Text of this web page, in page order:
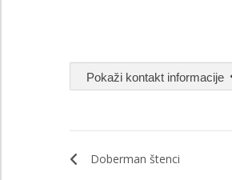
Pokaži kontakt informacije
Doberman štenci